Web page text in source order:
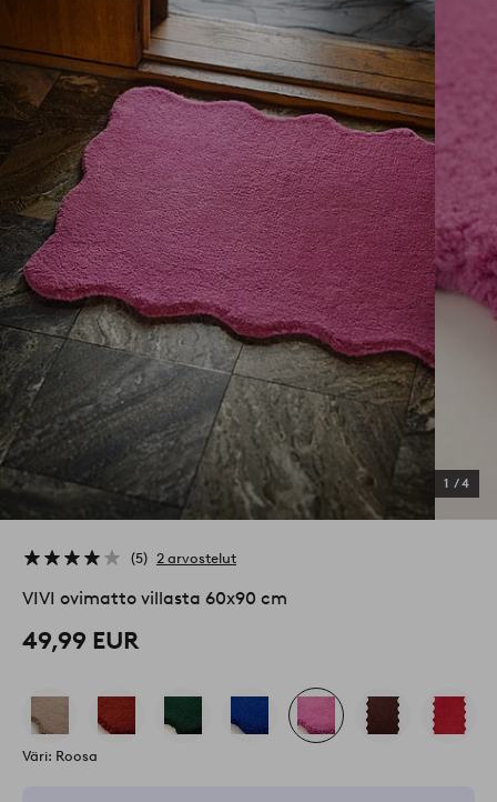
1 /4
5 2 arvostelut
VIVI ovimatto villasta 60x90 cm
49,99 EUR
Väri: Roosa